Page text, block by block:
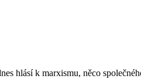
hlásí k marxismu, něco